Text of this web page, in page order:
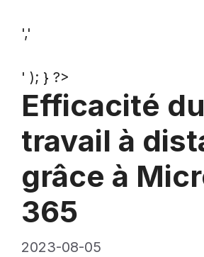
','
' ); } ?>
Efficacité du
travail à
grâce à
365
2023-08-05